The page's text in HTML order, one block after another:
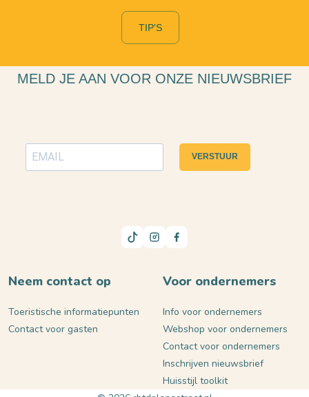
TIP'S
MELD JE AAN VOOR ONZE NIEUWSBRIEF
VERSTUUR
Neem contact op
Toeristische informatiepunten
Contact voor gasten
Voor ondernemers
Info voor ondernemers
Webshop voor ondernemers
Contact voor ondernemers
Inschrijven nieuwsbrief
Huisstijl toolkit